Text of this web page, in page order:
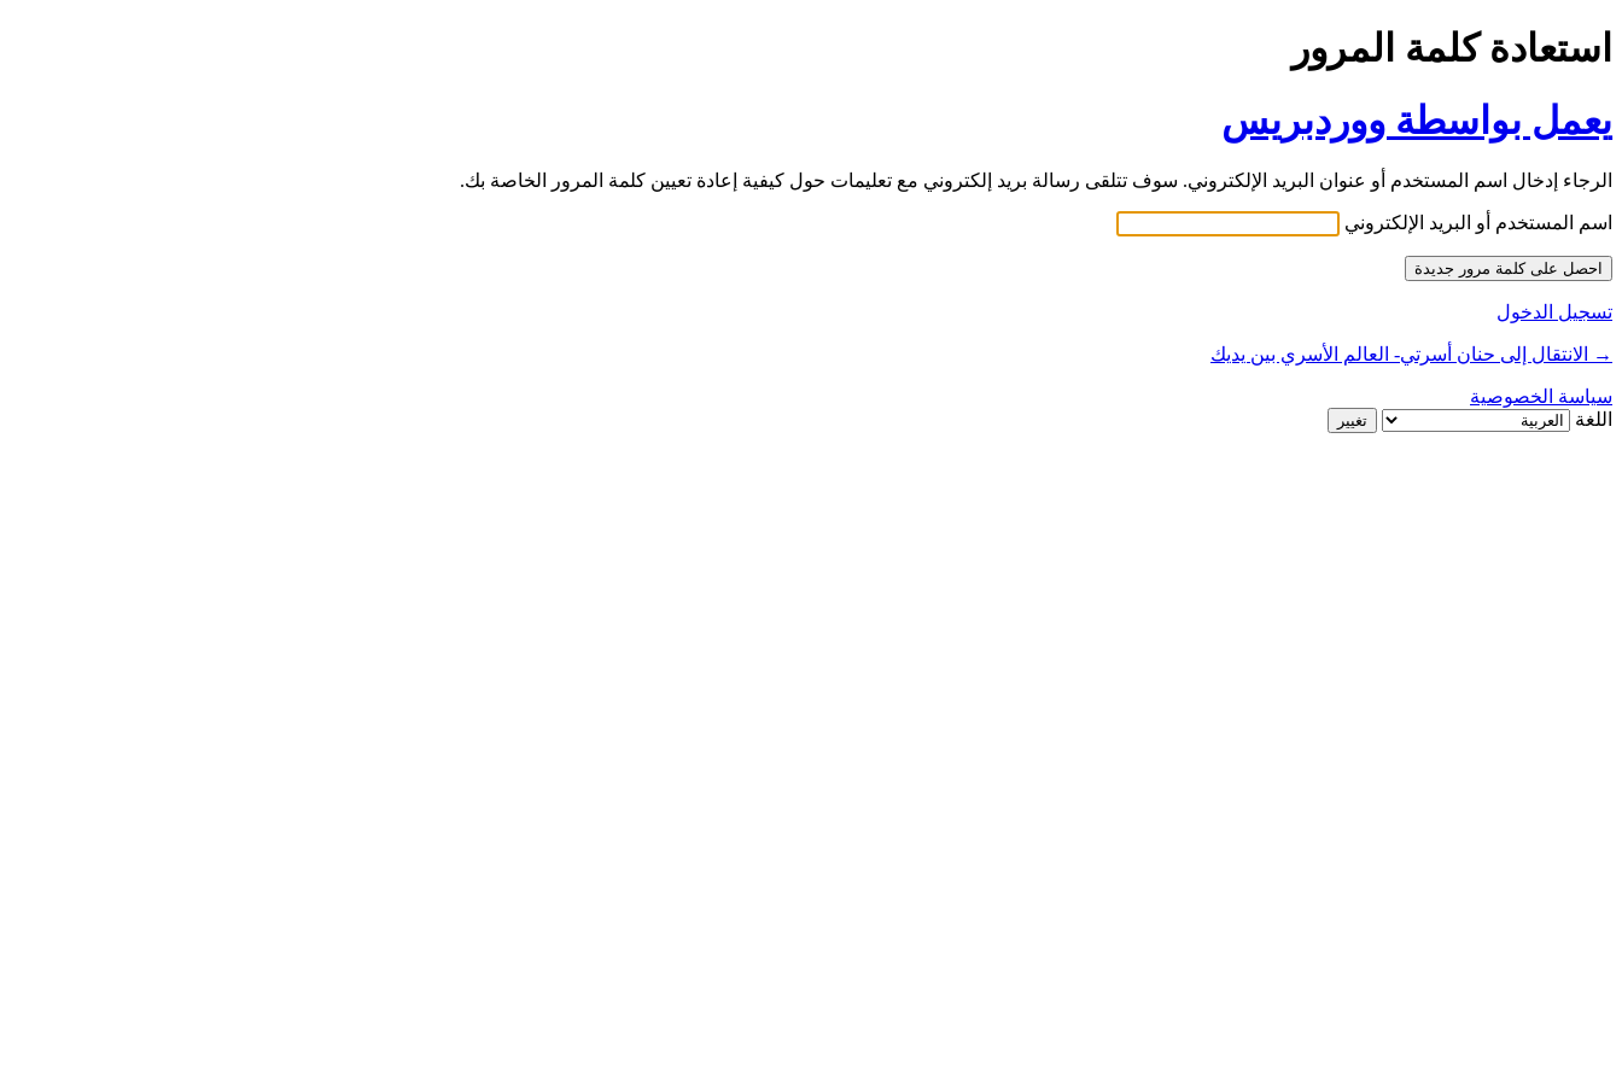
استعادة كلمة المرور
يعمل بواسطة ووردبريس
الرجاء إدخال اسم المستخدم أو عنوان البريد الإلكتروني. سوف تتلقى رسالة بريد إلكتروني مع تعليمات حول كيفية إعادة تعيين كلمة المرور الخاصة بك.
اسم المستخدم أو البريد الإلكتروني
تسجيل الدخول
→ الانتقال إلى حنان أسرتي- العالم الأسري بين يديك
سياسة الخصوصية
اللغة